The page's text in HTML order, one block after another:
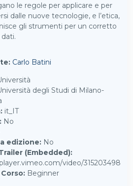
le regole per applicare e per
dalle nuove tecnologie, e l’etica,
gli strumenti per un corretto
Carlo Batini
degli Studi di Milano-
: it_IT
: No
edizione: No
(Embedded):
video/315203498
: Beginner